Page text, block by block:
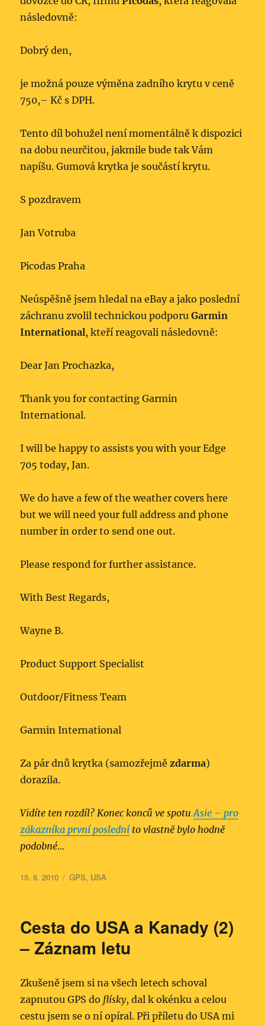
následovně:
Dobrý den,
je možná pouze výměna zadního krytu v ceně
750,– Kč s DPH.
Tento díl bohužel není momentálně k dispozici
na dobu neurčitou, jakmile bude tak Vám
napíšu. Gumová krytka je součástí krytu.
S pozdravem
Jan Votruba
Picodas Praha
Neúspěšně jsem hledal na eBay a jako poslední
záchranu zvolil technickou podporuGarmin
International, kteří reagovali následovně:
Dear Jan Prochazka,
Thank you for contacting Garmin
International.
I will be happy to assists you with your Edge
705 today, Jan.
We do have a few of the weather covers here
but we will need your full address and phone
number in order to send one out.
Please respond for further assistance.
With Best Regards,
Wayne B.
Product Support Specialist
Outdoor/Fitness Team
Garmin International
Za pár dnů krytka (samozřejmězdarma)
dorazila.
Vidíte ten rozdíl? Konec konců ve spotuAsie – pro
zákazníka první posledníto vlastně bylo hodně
podobné…
Publikováno:
15. 6. 2010 Rubriky:
GPS, USA
Cesta do USA a Kanady (2)
– Záznam letu
Zkušeně jsem si na všech letech schoval
zapnutou GPS do flísky, dal k okénku a celou
cestu jsem se o ní opíral. Při příletu do USA mi